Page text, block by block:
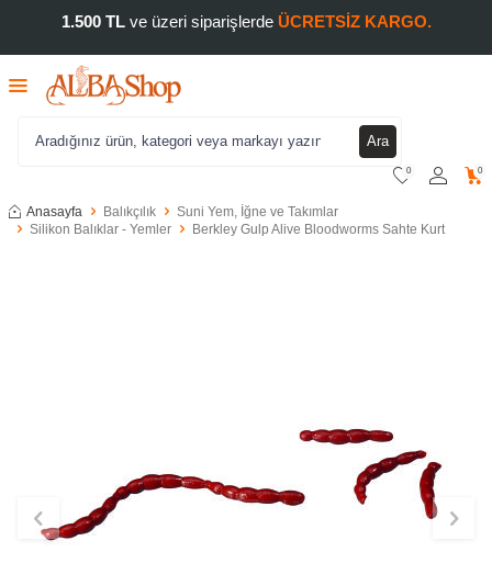
1.500 TLve üzeri siparişlerde ÜCRETSİZ KARGO.
Ara
0 0
Anasayfa Balıkçılık
Suni Yem, İğne ve Takımlar
Silikon Balıklar - Yemler
Berkley Gulp Alive Bloodworms Sahte Kurt